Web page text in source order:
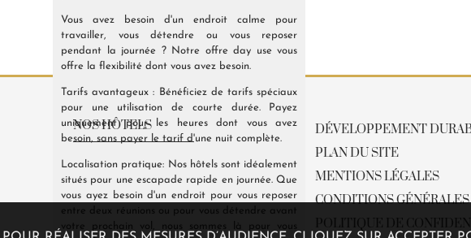
ainsi qu'un petit déjeuner complet pour deux
personnes, avec possibilité de le servir en
chambre.
RÉSERVER
Profitez de notre Offre exclusive "Week-end" avec
petit-déjeuner et du départ tardif ! INCLUS
RÉSERVER
RÉSERVER
Vous avez besoin d'un endroit calme pour
travailler, vous détendre ou vous reposer
pendant la journée ? Notre offre day use vous
offre la flexibilité dont vous avez besoin.
Tarifs avantageux : Bénéficiez de tarifs spéciaux
pour une utilisation de courte durée. Payez
uniquement pour les heures dont vous avez
besoin, sans payer le tarif d'une nuit complète.
Localisation pratique: Nos hôtels sont idéalement
situés pour une escapade rapide en journée. Que
vous ayez besoin d'un endroit pour vous reposer
entre deux réunions ou pour vous détendre avant
votre prochain vol, nous sommes là pour vous
NOS HÔTELS
Hôtel Pavillon Bastille ***
Hôtel Prince Albert Gare de Lyon ***
Hôtel Prince Albert Lyon Bercy ***
Hôtel Prince Albert Opéra ***
DÉVELOPPEMENT
PLAN DU SITE
MENTIONS LÉGALES
CONDITIONS
POLITIQUE DE